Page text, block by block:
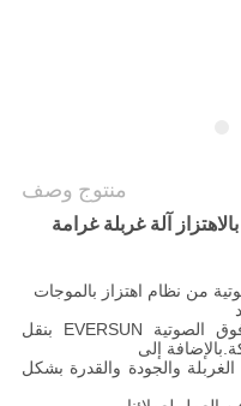
منتوج وصف
آلة غربلة غرامة
من نظام اهتزاز بالموجات
التكنولوجيا ، سيقوم نظام الموجات فوق الصوتية EVERSUN بنقل
إلى
الغربلة والجودة والقدرة بشكل